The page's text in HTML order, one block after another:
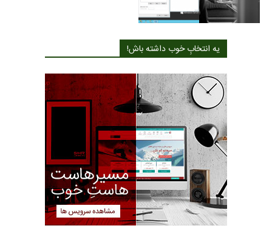
یه انتخابِ خوب داشته باش!